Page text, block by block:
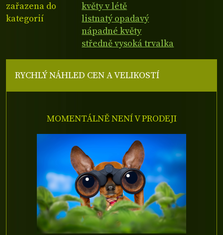
zařazena do
kategorií
květy v létě
listnatý opadavý
nápadné květy
středně vysoká trvalka
RYCHLÝ NÁHLED CEN A VELIKOSTÍ
MOMENTÁLNĚ NENÍ V PRODEJI